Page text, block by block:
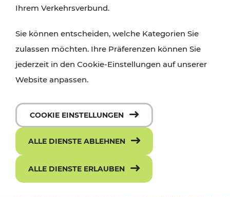
Ihrem Verkehrsverbund.
Sie können entscheiden, welche Kategorien Sie
zulassen möchten. Ihre Präferenzen können Sie
jederzeit in den Cookie-Einstellungen auf unserer
Website anpassen.
COOKIE EINSTELLUNGEN
ALLE DIENSTE ABLEHNEN
ALLE DIENSTE ERLAUBEN